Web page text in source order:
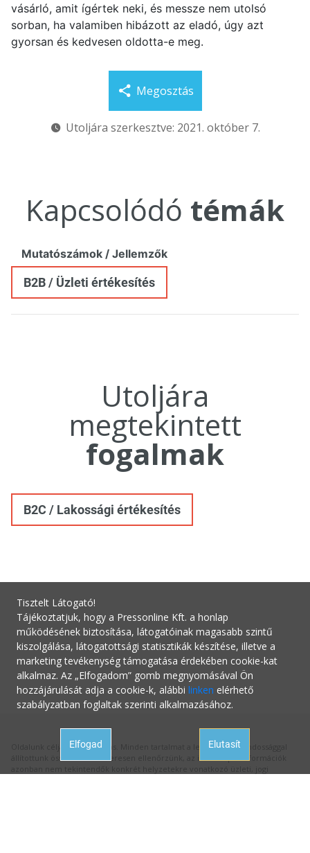
vásárló, amit ígértek neki, és messze nem utolsó
sorban, ha valamiben hibázott az eladó, úgy azt
gyorsan és kedvesen oldotta-e meg.
Megosztás
Utoljára szerkesztve: 2021. október 7.
Kapcsolódó témák
Mutatószámok / Jellemzők
B2B / Üzleti értékesítés
Utoljára
megtekintett
fogalmak
B2C / Lakossági értékesítés
Oldalunk célja a tájékoztatás. Minden tartalmat a legnagyobb gondossággal
állítottunk össze és rendszeresen ellenőrzünk, az itt szereplő információk
Tisztelt Látogató!
Tájékoztatjuk, hogy a Pressonline Kft. a honlap
működésének biztosítása, látogatóinak magasabb szintű
kiszolgálása, látogatottsági statisztikák készítése, illetve a
marketing tevékenység támogatása érdekében cookie-kat
alkalmaz. Az „Elfogadom” gomb megnyomásával Ön
hozzájárulását adja a cookie-k, alábbi linken elérhető
szabályzatban foglaltak szerinti alkalmazásához.
Elfogad Elutasít